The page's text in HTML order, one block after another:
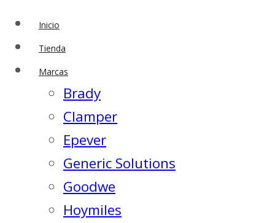
Inicio
Tienda
Marcas
Brady
Clamper
Epever
Generic Solutions
Goodwe
Hoymiles